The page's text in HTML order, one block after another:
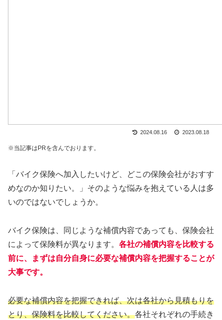
2024.08.16 2023.08.18
※当記事はPRを含んでおります。
「バイク保険へ加入したいけど、どこの保険会社がおすす
めなのか知りたい。」そのような悩みを抱えている人は多
いのではないでしょうか。
バイク保険は、同じような補償内容であっても、保険会社
によって保険料が異なります。 各社の補償内容を比較する
前に、まずは自分自身に必要な補償内容を把握することが
大事です。
必要な補償内容を把握できれば、次は各社から見積もりを
とり、保険料を比較してください。各社それぞれの手続き